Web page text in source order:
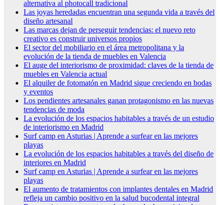
alternativa al photocall tradicional
Las joyas heredadas encuentran una segunda vida a través del
diseño artesanal
Las marcas dejan de perseguir tendencias: el nuevo reto
creativo es construir universos propios
El sector del mobiliario en el área metropolitana y la
evolución de la tienda de muebles en Valencia
El auge del interiorismo de proximidad: claves de la tienda de
muebles en Valencia actual
El alquiler de fotomatón en Madrid sigue creciendo en bodas
y eventos
Los pendientes artesanales ganan protagonismo en las nuevas
tendencias de moda
La evolución de los espacios habitables a través de un estudio
de interiorismo en Madrid
Surf camp en Asturias | Aprende a surfear en las mejores
playas
La evolución de los espacios habitables a través del diseño de
interiores en Madrid
Surf camp en Asturias | Aprende a surfear en las mejores
playas
El aumento de tratamientos con implantes dentales en Madrid
refleja un cambio positivo en la salud bucodental integral